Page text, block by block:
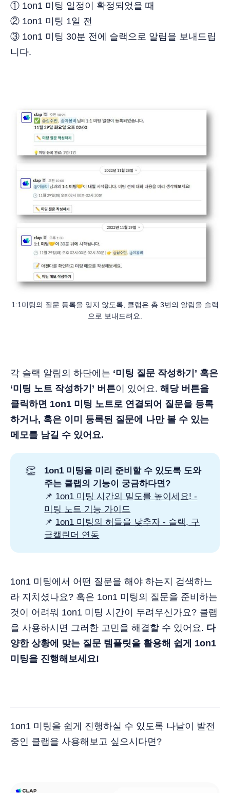
① 1on1 미팅 일정이 확정되었을 때
② 1on1 미팅 1일 전
③ 1on1 미팅 30분 전에 슬랙으로 알림을 보내드립
니다.
1:1미팅의 질문 등록을 잊지 않도록, 클랩은 총 3번의 알림을 슬랙
으로 보내드려요.
각 슬랙 알림의 하단에는 ‘미팅 질문 작성하기’ 혹은
‘미팅 노트 작성하기’ 버튼이 있어요. 해당 버튼을
클릭하면 1on1 미팅 노트로 연결되어 질문을 등록
하거나, 혹은 이미 등록된 질문에 나만 볼 수 있는
메모를 남길 수 있어요.
👏
1on1 미팅을 미리 준비할 수 있도록 도와
주는 클랩의 기능이 궁금하다면?
📌 1on1 미팅 시간의 밀도를 높이세요! -
미팅 노트 기능 가이드
📌 1on1 미팅의 허들을 낮추자 - 슬랙, 구
글캘린더 연동
1on1 미팅에서 어떤 질문을 해야 하는지 검색하느
라 지치셨나요? 혹은 1on1 미팅의 질문을 준비하는
것이 어려워 1on1 미팅 시간이 두려우신가요? 클랩
을 사용하시면 그러한 고민을 해결할 수 있어요. 다
양한 상황에 맞는 질문 템플릿을 활용해 쉽게 1on1
미팅을 진행해보세요!
1on1 미팅을 쉽게 진행하실 수 있도록 나날이 발전
중인 클랩을 사용해보고 싶으시다면?